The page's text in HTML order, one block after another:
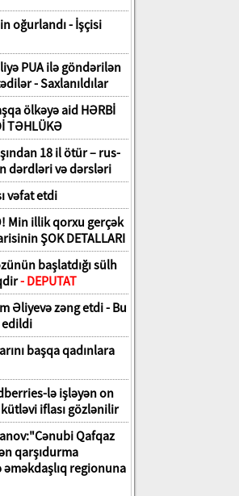
oğurlandı - İşçisi
PUA ilə göndərilən
- Saxlanıldılar
ölkəyə aid HƏRBİ
TƏHLÜKƏ
18 il ötür – rus-
dərdləri və dərsləri
vəfat etdi
Min illik qorxu gerçək
ŞOK DETALLARI
başlatdığı sülh
- DEPUTAT
Əliyevə zəng etdi - Bu
edildi
başqa qadınlara
lə işləyən on
iflası gözlənilir
Qafqaz
qarşıdurma
əməkdaşlıq regionuna